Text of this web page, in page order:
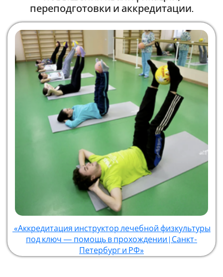
переподготовки и аккредитации.
«Аккредитация инструктор лечебной физкультуры
под ключ — помощь в прохождении | Санкт-
Петербург и РФ»